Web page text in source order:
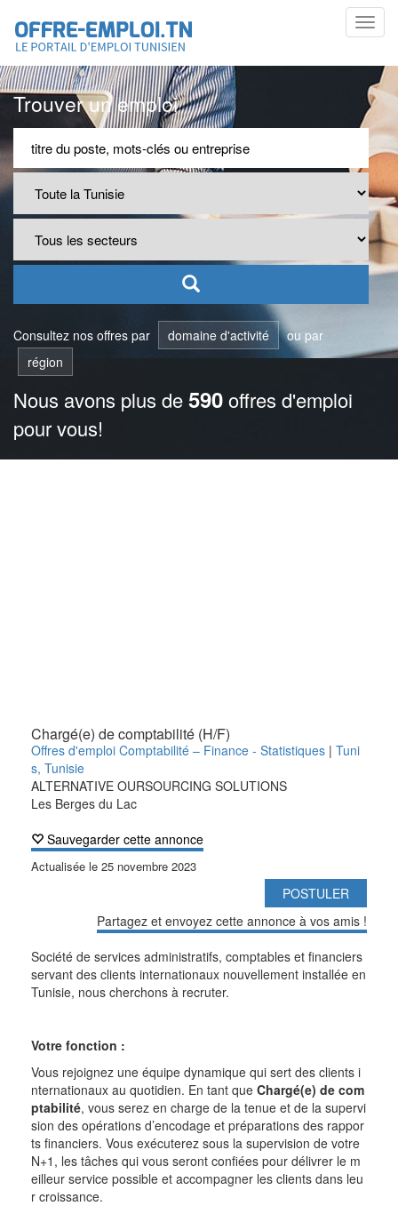
Trouver un emploi
Consultez nos offres par domaine d'activité
ou par
région
Nous avons plus de590offres d'emploi
pour vous!
Chargé(e) de comptabilité (H/F)
Offres d'emploi Comptabilité – Finance - Statistiques | Tuni
s, Tunisie
ALTERNATIVE OURSOURCING SOLUTIONS
Les Berges du Lac
Sauvegarder cette annonce
Actualisée le 25 novembre 2023
POSTULER
Partagez et envoyez cette annonce à vos amis !
Société de services administratifs, comptables et financiers
servant des clients internationaux nouvellement installée en
Tunisie, nous cherchons à recruter.
Votre fonction :
Vous rejoignez une équipe dynamique qui sert des clients i
nternationaux au quotidien. En tant que Chargé(e) de com
ptabilité, vous serez en charge de la tenue et de la supervi
sion des opérations d’encodage et préparations des rappor
ts financiers. Vous exécuterez sous la supervision de votre
N+1, les tâches qui vous seront confiées pour délivrer le m
eilleur service possible et accompagner les clients dans leu
r croissance.